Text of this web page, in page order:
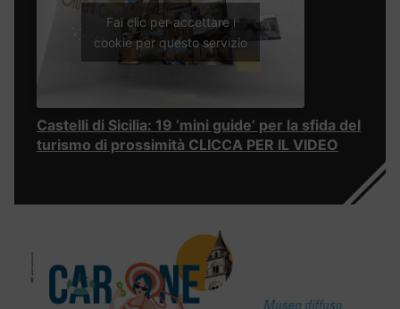
Fai clic per accettare i
cookie per questo servizio
Castelli di Sicilia: 19 ‘mini guide’ per la sfida del
turismo di prossimità CLICCA PER IL VIDEO